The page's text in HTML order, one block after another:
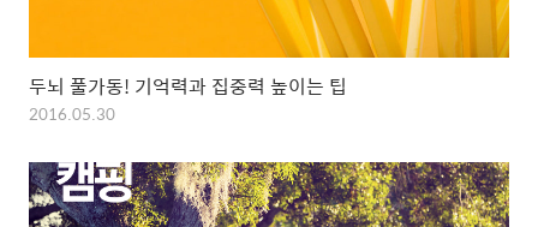
두뇌 풀가동! 기억력과 집중력 높이는 팁
2016.05.30